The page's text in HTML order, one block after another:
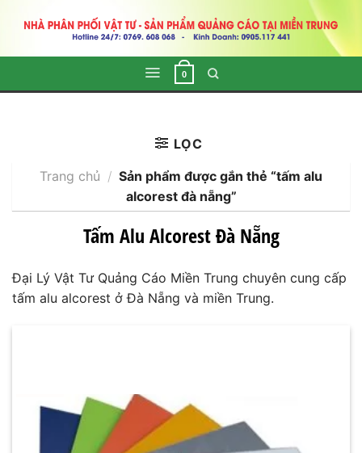
0
Tấm Alu Alcorest Đà Nẵng
Trang chủ / Sản phẩm được gắn thẻ “tấm alu
alcorest đà nẵng”
LỌC
Đại Lý Vật Tư Quảng Cáo Miền Trung chuyên cung cấp
tấm alu alcorest ở Đà Nẵng và miền Trung.